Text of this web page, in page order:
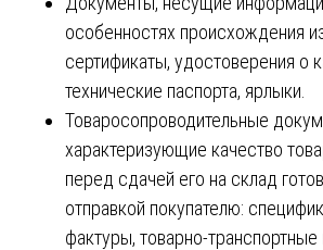
особенностях происхождения
сертификаты, удостоверения о
технические паспорта, ярлыки.
Товаросопроводительные
характеризующие качество
перед сдачей его на склад
отправкой покупателю:
фактуры, товарно-